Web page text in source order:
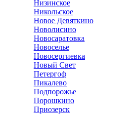
Низинское
Никольское
Новое Девяткино
Новолисино
Новосаратовка
Новоселье
Новосергиевка
Новый Свет
Петергоф
Пикалево
Подпорожье
Порошкино
Приозерск